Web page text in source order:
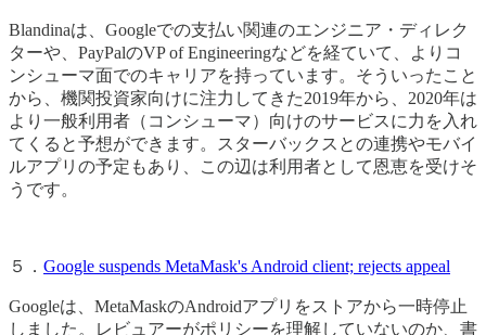
Blandinaは、Googleでの支払い関連のエンジニア・ディレク
ターや、PayPalのVP of Engineeringなどを経ていて、よりコ
ンシューマ面でのキャリアを持っています。そういったこと
から、機関投資家向けに注力してきた2019年から、2020年は
より一般利用者（コンシューマ）向けのサービスに力を入れ
てくると予想ができます。スターバックスとの連携やモバイ
ルアプリの予定もあり、この辺は利用者として恩恵を受けそ
うです。
５． Google suspends MetaMask's Android client; rejects appeal
Googleは、MetaMaskのAndroidアプリをストアから一時停止
しました。レビュアーがポリシーを理解していないのか、書